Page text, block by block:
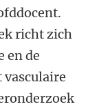
richt zich
en de